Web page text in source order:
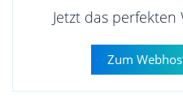
Jetzt das
Zum